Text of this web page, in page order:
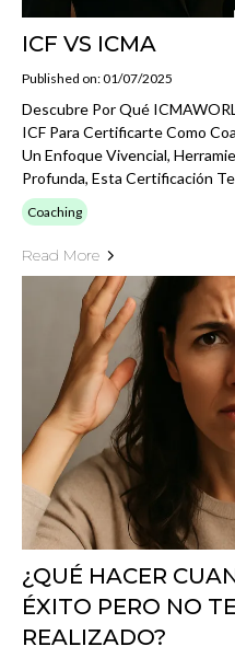
ICF VS ICMA
Published on: 01/07/2025
Descubre Por Qué
ICF Para Certificarte Como
Un Enfoque Vivencial,
Profunda, Esta Certificación
Coaching
Read More
¿QUÉ HACER
ÉXITO PERO NO
REALIZADO?